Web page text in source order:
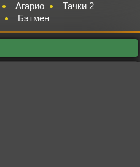
Агарио
Тачки 2
Бэтмен